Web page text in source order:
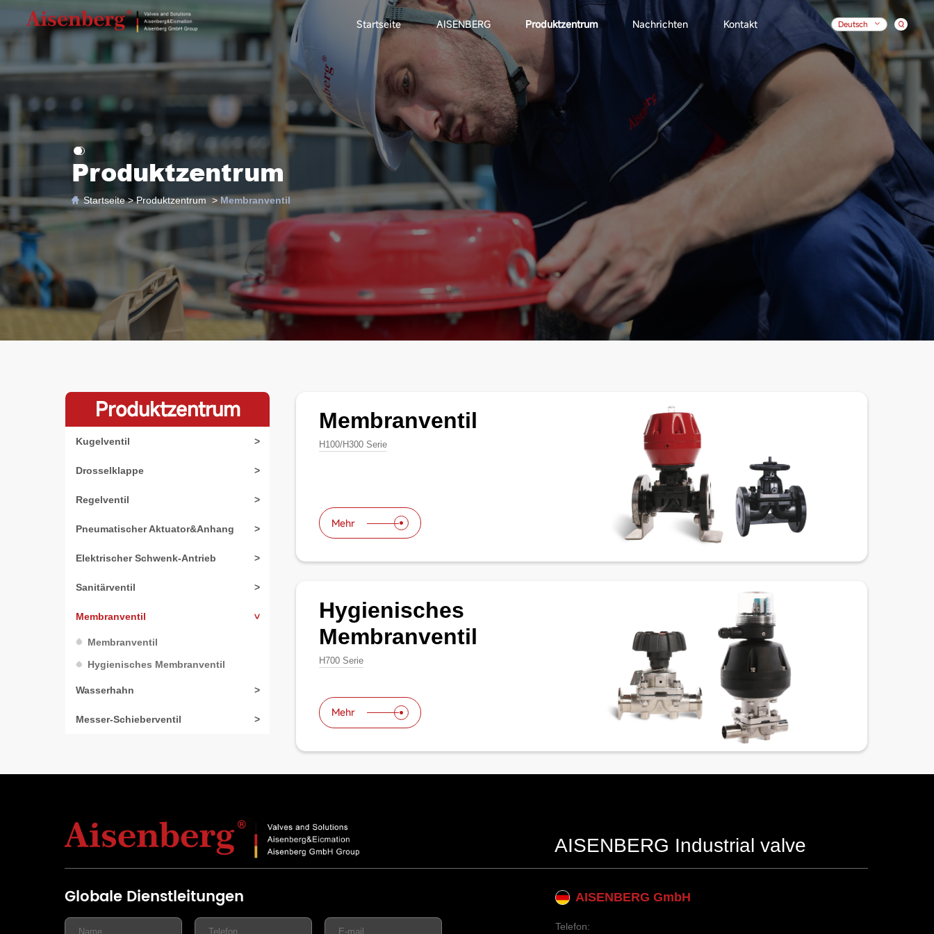
Startseite AISENBERG Produktzentrum Nachrichten Kontakt Deutsch
Produktzentrum
Startseite >Produktzentrum >Membranventil
Produktzentrum
Kugelventil >
Drosselklappe >
Regelventil >
Pneumatischer Aktuator&Anhang >
Elektrischer Schwenk-Antrieb >
Sanitärventil >
Membranventil >
Membranventil
Hygienisches Membranventil
Wasserhahn >
Messer-Schieberventil >
Membranventil
H100/H300 Serie
Mehr
Hygienisches
Membranventil
H700 Serie
Mehr
AISENBERG Industrial valve
Globale Dienstleitungen AISENBERG GmbH
Telefon: